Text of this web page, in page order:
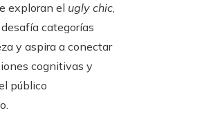
exploran el ugly chic,
categorías
y aspira a conectar
cognitivas y
público